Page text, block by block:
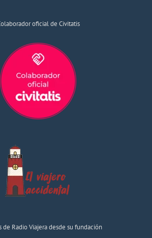
oficial de Civitatis
de Radio Viajera desde su fundación